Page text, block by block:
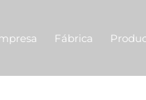
Fábrica